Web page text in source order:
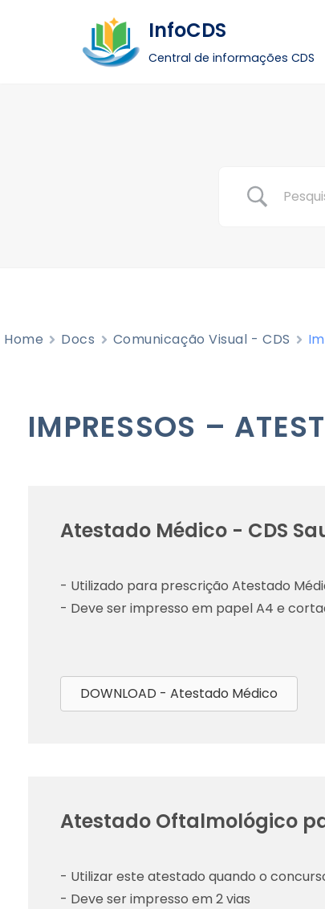
InfoCDS
Central de informações CDS
Home Docs Comunicação Visual - CDS
IMPRESSOS –
Atestado Médico - CDS
- Utilizado para prescrição Atestado
- Deve ser impresso em papel A4 e
DOWNLOAD - Atestado Médico
Atestado Oftalmológico
- Utilizar este atestado quando o
- Deve ser impresso em 2 vias